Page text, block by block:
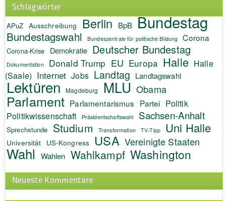
Schlagwörter
APuZ Ausschreibung Berlin BpB Bundestag
Bundestagswahl Bundeszentrale für politische Bildung Corona
Corona-Krise Demokratie Deutscher Bundestag
Dokumentation Donald Trump EU Europa Halle Halle
(Saale) Internet Jobs Landtag Landtagswahl
Lektüren Magdeburg MLU Obama
Parlament Parlamentarismus Partei Politik
Politikwissenschaft Präsidentschaftswahl Sachsen-Anhalt
Sprechstunde Studium Transformation TV-Tipp Uni Halle
Universität US-Kongress USA Vereinigte Staaten
Wahl Wahlen Wahlkampf Washington
Neueste Kommentare